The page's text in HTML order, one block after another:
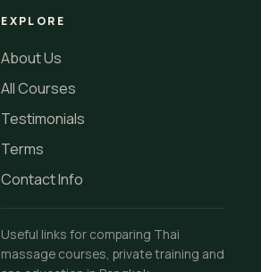
EXPLORE
About Us
All Courses
Testimonials
Terms
Contact Info
Useful links for comparing Thai
massage courses, private training and